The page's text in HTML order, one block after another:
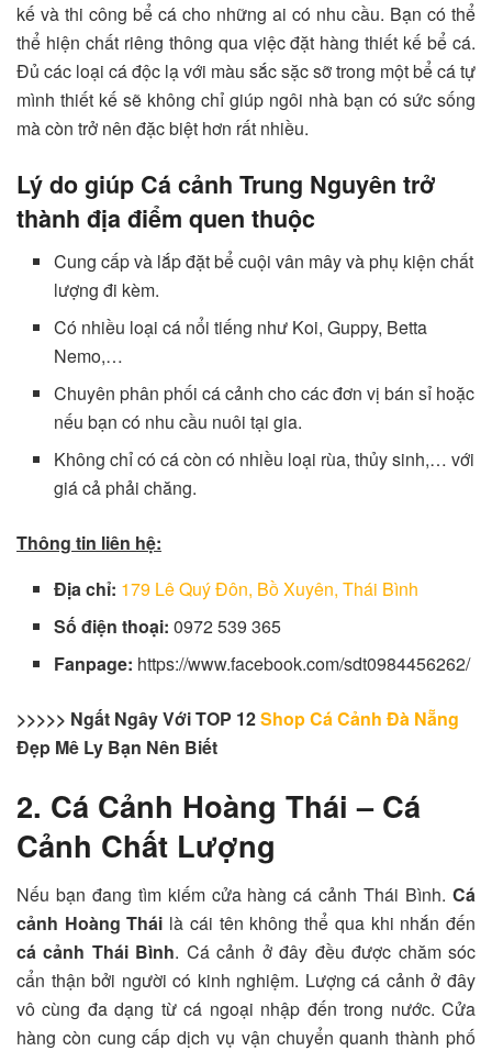
kế và thi công bể cá cho những ai có nhu cầu. Bạn có thể
thể hiện chất riêng thông qua việc đặt hàng thiết kế bể cá.
Đủ các loại cá độc lạ với màu sắc sặc sỡ trong một bể cá tự
mình thiết kế sẽ không chỉ giúp ngôi nhà bạn có sức sống
mà còn trở nên đặc biệt hơn rất nhiều.
Lý do giúp Cá cảnh Trung Nguyên trở
thành địa điểm quen thuộc
Cung cấp và lắp đặt bể cuội vân mây và phụ kiện chất
lượng đi kèm.
Có nhiều loại cá nổi tiếng như Koi, Guppy, Betta
Nemo,…
Chuyên phân phối cá cảnh cho các đơn vị bán sỉ hoặc
nếu bạn có nhu cầu nuôi tại gia.
Không chỉ có cá còn có nhiều loại rùa, thủy sinh,… với
giá cả phải chăng.
Thông tin liên hệ:
Địa chỉ: 179 Lê Quý Đôn, Bồ Xuyên, Thái Bình
Số điện thoại:0972 539 365
Fanpage: https://www.facebook.com/sdt0984456262/
>>>>> Ngất Ngây Với TOP 12Shop Cá Cảnh Đà Nẵng
Đẹp Mê Ly Bạn Nên Biết
2. Cá Cảnh Hoàng Thái – Cá
Cảnh Chất Lượng
Nếu bạn đang tìm kiếm cửa hàng cá cảnh Thái Bình. Cá
cảnh Hoàng Thái là cái tên không thể qua khi nhắn đến
cá cảnh Thái Bình. Cá cảnh ở đây đều được chăm sóc
cẩn thận bởi người có kinh nghiệm. Lượng cá cảnh ở đây
vô cùng đa dạng từ cá ngoại nhập đến trong nước. Cửa
hàng còn cung cấp dịch vụ vận chuyển quanh thành phố